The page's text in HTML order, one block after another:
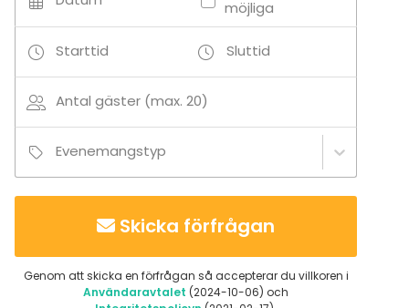
möjliga
Starttid Sluttid
Antal gäster (max. 20)
Evenemangstyp
Skicka förfrågan
Genom att skicka en förfrågan så accepterar du villkoren i
Användaravtalet (2024-10-06) och